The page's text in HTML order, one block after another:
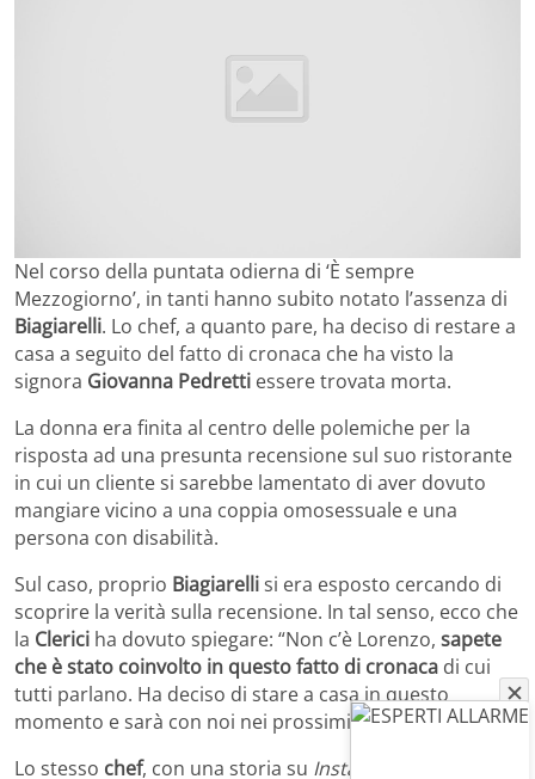
Nel corso della puntata odierna di ‘È sempre
Mezzogiorno’, in tanti hanno subito notato l’assenza di
Biagiarelli. Lo chef, a quanto pare, ha deciso di restare a
casa a seguito del fatto di cronaca che ha visto la
signora Giovanna Pedretti essere trovata morta.
La donna era finita al centro delle polemiche per la
risposta ad una presunta recensione sul suo ristorante
in cui un cliente si sarebbe lamentato di aver dovuto
mangiare vicino a una coppia omosessuale e una
persona con disabilità.
Sul caso, proprio Biagiarellisi era esposto cercando di
scoprire la verità sulla recensione. In tal senso, ecco che
la Clerici ha dovuto spiegare: “Non c’è Lorenzo, sapete
che è stato coinvolto in questo fatto di cronaca di cui
tutti parlano. Ha deciso di stare a casa in questo
momento e sarà con noi nei prossimi giorni”.
Lo stesso chef, con una storia su Instagram